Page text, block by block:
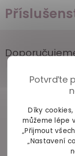
Potvrďte
Díky
můžeme lépe
„Přijmout
„Nastavení